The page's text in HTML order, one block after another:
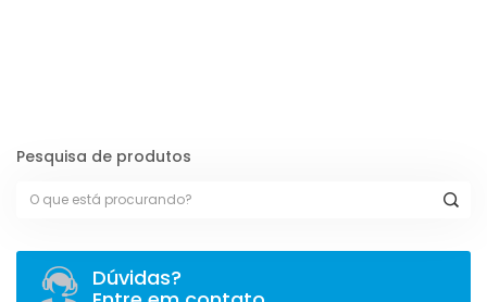
Pesquisa de produtos
Dúvidas?